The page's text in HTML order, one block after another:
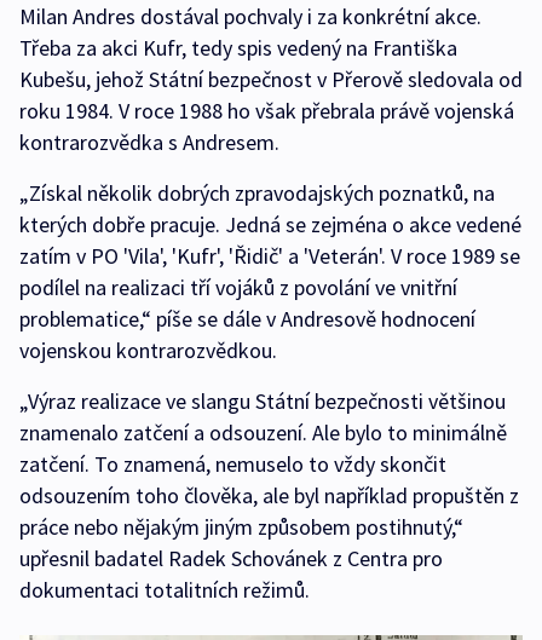
Milan Andres dostával pochvaly i za konkrétní akce.
Třeba za akci Kufr, tedy spis vedený na Františka
Kubešu, jehož Státní bezpečnost v Přerově sledovala od
roku 1984. V roce 1988 ho však přebrala právě vojenská
kontrarozvědka s Andresem.
„Získal několik dobrých zpravodajských poznatků, na
kterých dobře pracuje. Jedná se zejména o akce vedené
zatím v PO 'Vila', 'Kufr', 'Řidič' a 'Veterán'. V roce 1989 se
podílel na realizaci tří vojáků z povolání ve vnitřní
problematice,“ píše se dále v Andresově hodnocení
vojenskou kontrarozvědkou.
„Výraz realizace ve slangu Státní bezpečnosti většinou
znamenalo zatčení a odsouzení. Ale bylo to minimálně
zatčení. To znamená, nemuselo to vždy skončit
odsouzením toho člověka, ale byl například propuštěn z
práce nebo nějakým jiným způsobem postihnutý,“
upřesnil badatel Radek Schovánek z Centra pro
dokumentaci totalitních režimů.